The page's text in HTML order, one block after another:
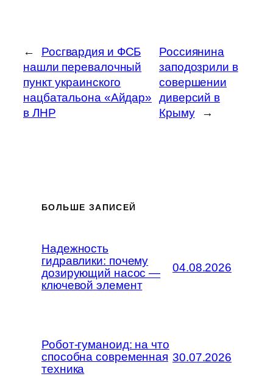
←
Росгвардия и ФСБ
нашли перевалочный
пункт украинского
нацбатальона «Айдар»
в ЛНР
Россиянина
заподозрили в
совершении
диверсий в
Крыму
→
БОЛЬШЕ ЗАПИСЕЙ
Надежность
гидравлики: почему
дозирующий насос —
ключевой элемент
04.08.2026
Робот-гуманоид: на что
способна современная
техника
30.07.2026